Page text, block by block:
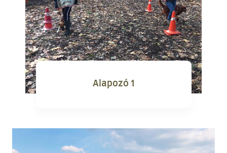
Alapozó 1